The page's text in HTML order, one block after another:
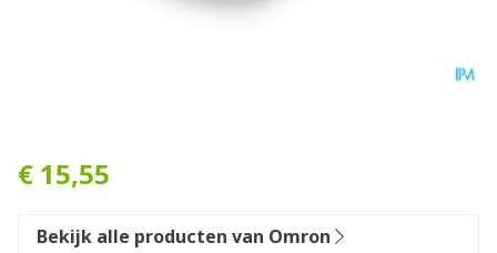
€ 15,55
Bekijk alle producten van Omron